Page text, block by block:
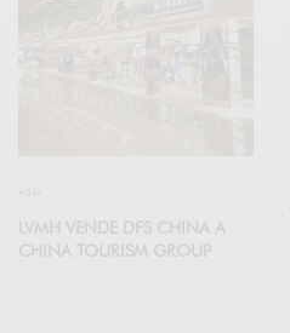
ASIA
LVMH VENDE DFS CHINA A
CHINA TOURISM GROUP